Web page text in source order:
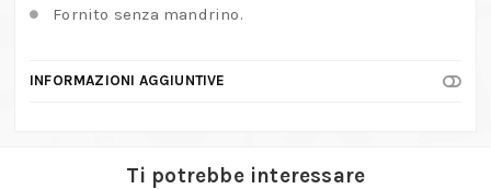
Fornito senza mandrino.
INFORMAZIONI AGGIUNTIVE
Ti potrebbe interessare